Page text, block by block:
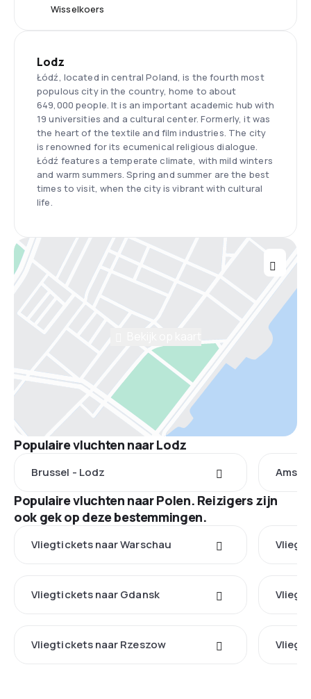
Wisselkoers
Lodz
Łódź, located in central Poland, is the fourth most
populous city in the country, home to about
649,000 people. It is an important academic hub with
19 universities and a cultural center. Formerly, it was
the heart of the textile and film industries. The city
is renowned for its ecumenical religious dialogue.
Łódź features a temperate climate, with mild winters
and warm summers. Spring and summer are the best
times to visit, when the city is vibrant with cultural
life.
Populaire vluchten naar Lodz
Brussel - Lodz
Populaire vluchten naar Polen. Reizigers zijn
ook gek op deze bestemmingen.
Vliegtickets naar Warschau
Vliegtickets naar Gdansk
Vliegtickets naar Rzeszow